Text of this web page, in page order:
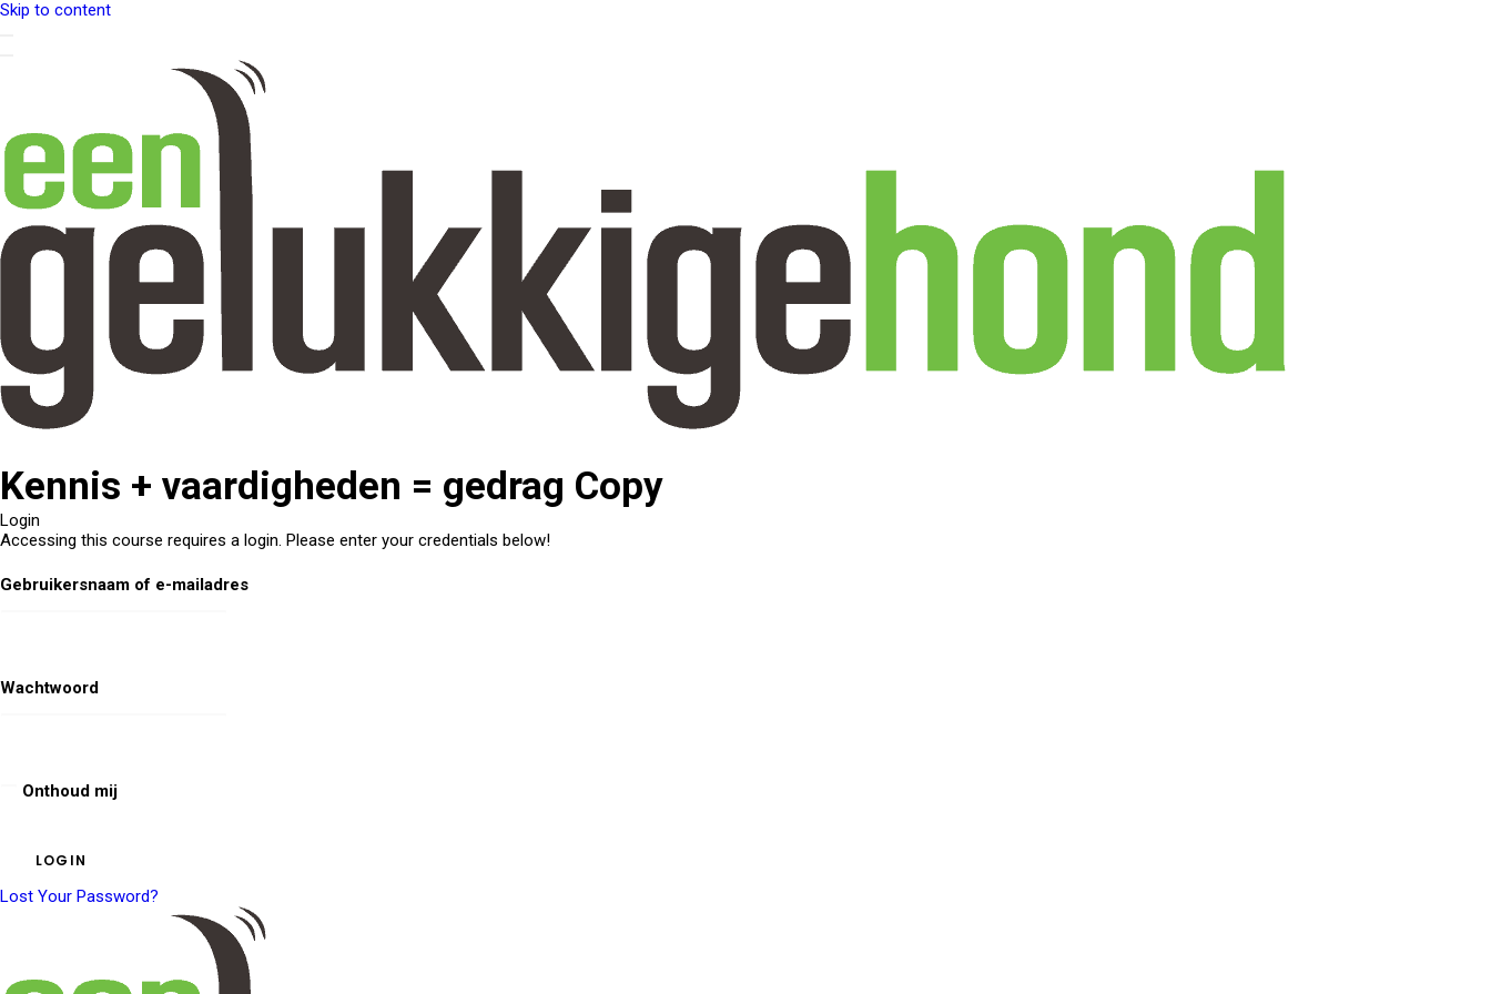
Skip to content
Kennis + vaardigheden = gedrag Copy
Login
Accessing this course requires a login. Please enter your credentials below!
Gebruikersnaam of e-mailadres
Wachtwoord
Onthoud mij
Lost Your Password?